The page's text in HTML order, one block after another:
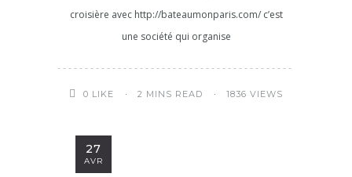
croisière avec http://bateaumonparis.com/ c’est
une société qui organise
0 LIKE 2 MINS READ 1836 VIEWS
27
AVR